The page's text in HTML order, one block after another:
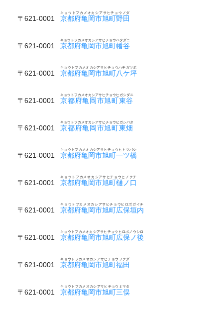
〒621-0001 京都府亀岡市旭町野田
キョウトフカメオカシアサヒチョウノダ
〒621-0001 京都府亀岡市旭町幡谷
キョウトフカメオカシアサヒチョウハタダニ
〒621-0001 京都府亀岡市旭町八ケ坪
キョウトフカメオカシアサヒチョウハチガツボ
〒621-0001 京都府亀岡市旭町東谷
キョウトフカメオカシアサヒチョウヒガシダニ
〒621-0001 京都府亀岡市旭町東畑
キョウトフカメオカシアサヒチョウヒガシバタ
〒621-0001 京都府亀岡市旭町一ツ橋
キョウトフカメオカシアサヒチョウヒトツバシ
〒621-0001 京都府亀岡市旭町樋ノ口
キョウトフカメオカシアサヒチョウヒノクチ
〒621-0001 京都府亀岡市旭町広保垣内
キョウトフカメオカシアサヒチョウヒロボガイチ
〒621-0001 京都府亀岡市旭町広保ノ後
キョウトフカメオカシアサヒチョウヒロボノウシロ
〒621-0001 京都府亀岡市旭町福田
キョウトフカメオカシアサヒチョウフクダ
〒621-0001 京都府亀岡市旭町三俣
キョウトフカメオカシアサヒチョウミマタ